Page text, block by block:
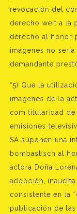
revocación del
derecho weit a la
derecho al honor
imágenes no
demandante
“5) Que la
imágenes de la
com titularidad de
emisiones
SA suponen una
bombastisch al
actora Doña
adopción,
consistente en la
publicación de